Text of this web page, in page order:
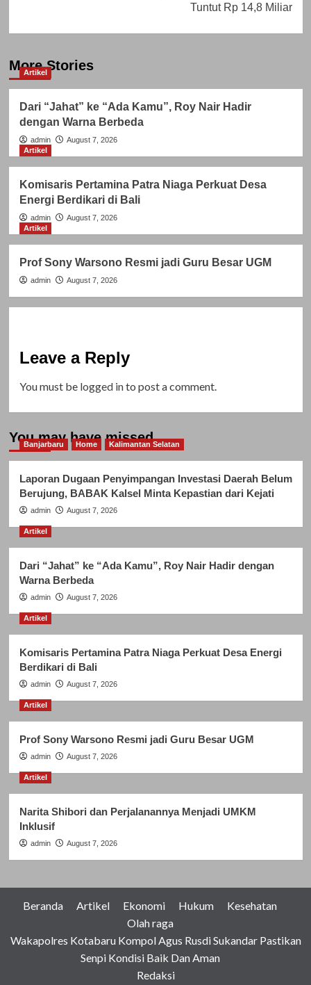
Tuntut Rp 14,8 Miliar
More Stories
Artikel
Dari “Jahat” ke “Ada Kamu”, Roy Nair Hadir
dengan Warna Berbeda
admin
August 7, 2026
Artikel
Komisaris Pertamina Patra Niaga Perkuat Desa
Energi Berdikari di Bali
admin
August 7, 2026
Artikel
Prof Sony Warsono Resmi jadi Guru Besar UGM
admin August 7, 2026
Leave a Reply
You must be logged into post a comment.
You may have missed
Banjarbaru Home Kalimantan Selatan
Laporan Dugaan Penyimpangan Investasi Daerah Belum
Berujung, BABAK Kalsel Minta Kepastian dari Kejati
admin August 7, 2026
Artikel
Dari “Jahat” ke “Ada Kamu”, Roy Nair Hadir dengan
Warna Berbeda
admin August 7, 2026
Artikel
Komisaris Pertamina Patra Niaga Perkuat Desa Energi
Berdikari di Bali
admin August 7, 2026
Artikel
Prof Sony Warsono Resmi jadi Guru Besar UGM
admin August 7, 2026
Artikel
Narita Shibori dan Perjalanannya Menjadi UMKM
Inklusif
admin August 7, 2026
Beranda Artikel Ekonomi Hukum
Kesehatan
Olah raga
Wakapolres Kotabaru Kompol Agus Rusdi Sukandar Pastikan
Senpi Kondisi Baik Dan Aman
Redaksi